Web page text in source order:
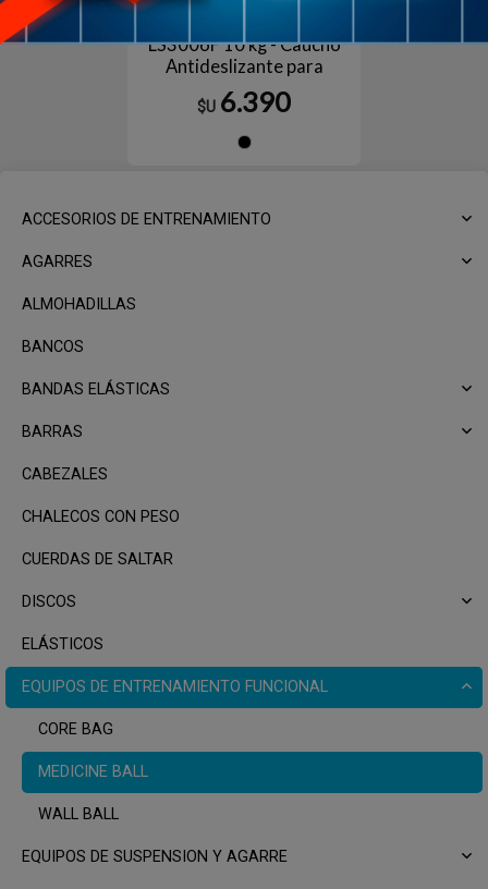
ACCESORIOS DE ENTRENAMIENTO
AGARRES
ALMOHADILLAS
BANCOS
BANDAS ELÁSTICAS
BARRAS
CABEZALES
CHALECOS CON PESO
CUERDAS DE SALTAR
DISCOS
ELÁSTICOS
EQUIPOS DE ENTRENAMIENTO FUNCIONAL
CORE BAG
MEDICINE BALL
WALL BALL
EQUIPOS DE SUSPENSION Y AGARRE
LS3006F 10 kg - Caucho
Antideslizante para
Entrenamiento de Fuerza y
Core
$U 6.390